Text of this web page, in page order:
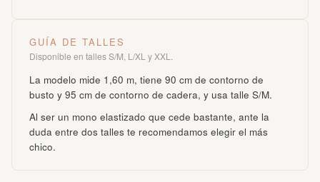
GUÍA DE TALLES
Disponible en talles S/M, L/XL y XXL.
La modelo mide 1,60 m, tiene 90 cm de contorno de
busto y 95 cm de contorno de cadera, y usa talle S/M.
Al ser un mono elastizado que cede bastante, ante la
duda entre dos talles te recomendamos elegir el más
chico.